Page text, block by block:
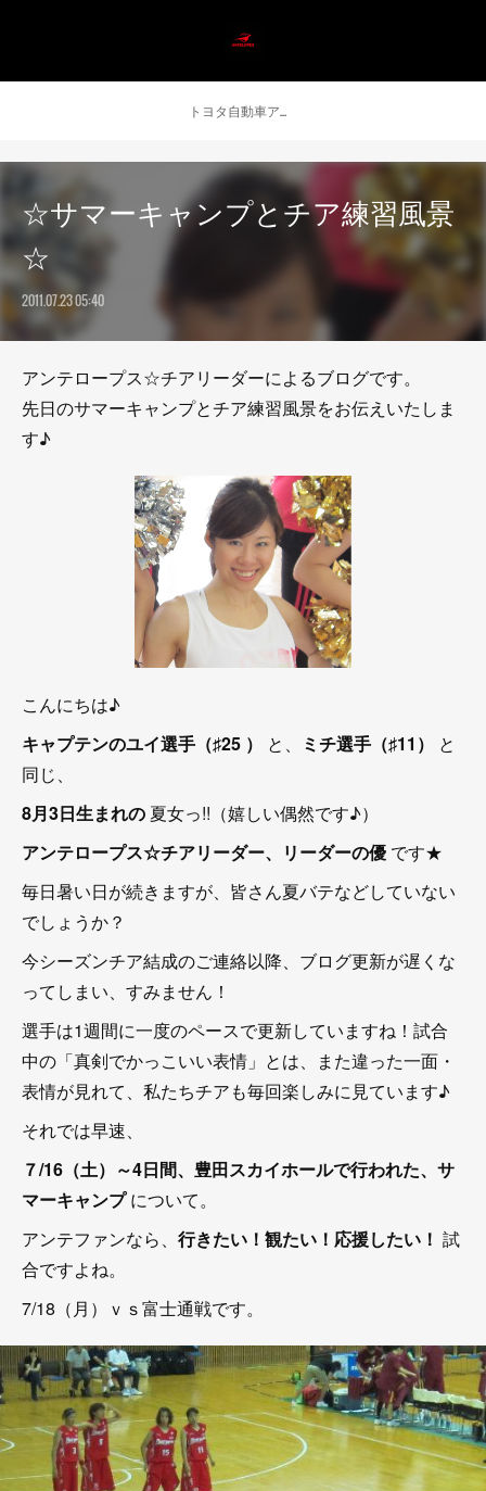
トヨタ自動車アンテロープス公式 ニュース
☆サマーキャンプとチア練習風景
☆
2011.07.23 05:40
アンテロープス☆チアリーダーによるブログです。
先日のサマーキャンプとチア練習風景をお伝えいたしま
す♪
こんにちは♪
キャプテンのユイ選手（♯25 ） と、 ミチ選手（♯11） と
同じ、
8月3日生まれの 夏女っ!!（嬉しい偶然です♪）
アンテロープス☆チアリーダー、リーダーの優 です★
毎日暑い日が続きますが、皆さん夏バテなどしていない
でしょうか？
今シーズンチア結成のご連絡以降、ブログ更新が遅くな
ってしまい、すみません！
選手は1週間に一度のペースで更新していますね！試合
中の「真剣でかっこいい表情」とは、また違った一面・
表情が見れて、私たちチアも毎回楽しみに見ています♪
それでは早速、
７/16（土）～4日間、豊田スカイホールで行われた、サ
マーキャンプについて。
アンテファンなら、 行きたい！観たい！応援したい！ 試
合ですよね。
7/18（月）ｖｓ富士通戦です。